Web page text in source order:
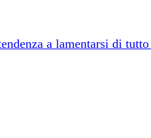
a lamentarsi di